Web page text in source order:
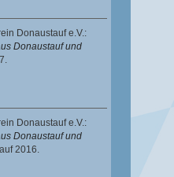
Donaustauf e.V.:
Donaustauf und
Donaustauf e.V.:
Donaustauf und
2016.